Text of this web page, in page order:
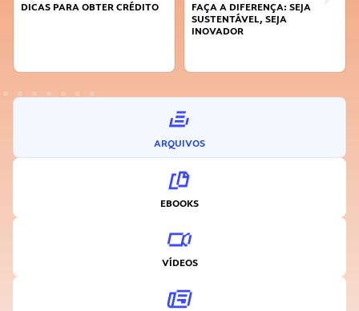
DICAS PARA OBTER CRÉDITO
FAÇA A DIFERENÇA: SEJA
SUSTENTÁVEL, SEJA
INOVADOR
ARQUIVOS
EBOOKS
VÍDEOS